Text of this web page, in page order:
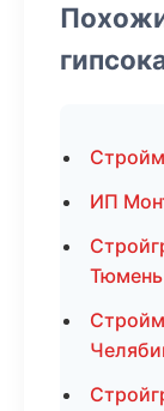
ИП
Тюмень